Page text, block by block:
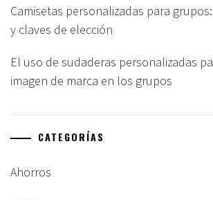
Camisetas personalizadas para
y claves de elección
El uso de sudaderas personalizadas
imagen de marca en los grupos
CATEGORÍAS
Ahorros